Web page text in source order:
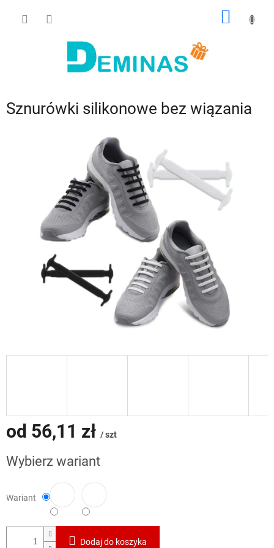
Sznurówki silikonowe bez wiązania
od 56,11 zł / szt
jednostkowa:
Wybierz wariant
Wariant
Dodaj do koszyka